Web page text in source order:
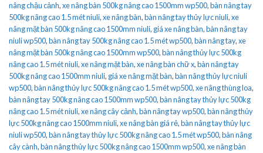
nâng chậu cảnh,xe nâng bàn 500kg nâng cao 1500mm wp500,bàn nâng tay
500kg nâng cao 1.5 mét niuli,xe nâng bàn,bàn nâng tay thủy lực niuli,xe
nâng mặt bàn 500kg nâng cao 1500mm niuli, giá xe nâng bàn,bàn nâng tay
niuli wp500,bàn nâng tay 500kg nâng cao 1.5 mét wp500,bàn nâng tay,xe
nâng mặt bàn 500kg nâng cao 1500mm wp500,bàn nâng thủy lực 500kg
nâng cao 1.5 mét niuli,xe nâng mặt bàn,xe nâng bàn chữ x,bàn nâng tay
500kg nâng cao 1500mm niuli, giá xe nâng mặt bàn,bàn nâng thủy lực niuli
wp500,bàn nâng thủy lực 500kg nâng cao 1.5 mét wp500,xe nâng thùng loa,
bàn nâng tay 500kg nâng cao 1500mm wp500,bàn nâng tay thủy lực 500kg
nâng cao 1.5 mét niuli,xe nâng cây cảnh,bàn nâng tay wp500,bàn nâng thủy
lực 500kg nâng cao 1500mm niuli,xe nâng bàn giá rẻ,bàn nâng tay thủy lực
niuli wp500,bàn nâng tay thủy lực 500kg nâng cao 1.5 mét wp500,bàn nâng
cây cành,bàn nâng thủy lực 500kg nâng cao 1500mm wp500,xe nâng bàn